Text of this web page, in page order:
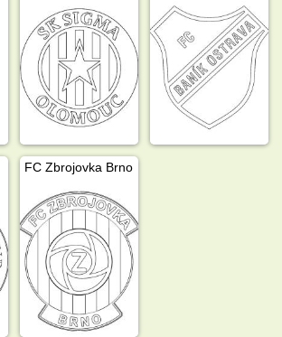
FC Zbrojovka Brno